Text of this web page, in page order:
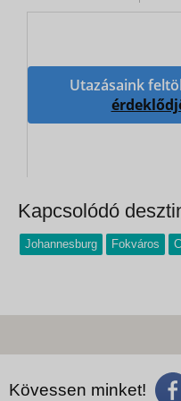
Utazásaink
Kapcsolódó
Johannesburg Fokváros
Kövessen minket!